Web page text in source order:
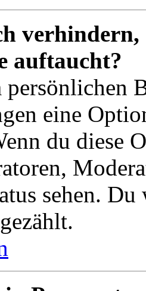
verhindern,
auftaucht?
persönlichen
eine
du diese
sehen.